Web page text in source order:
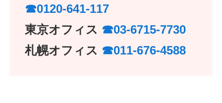
☎︎0120-641-117
東京オフィス ☎︎03-6715-7730
札幌オフィス ☎︎011-676-4588